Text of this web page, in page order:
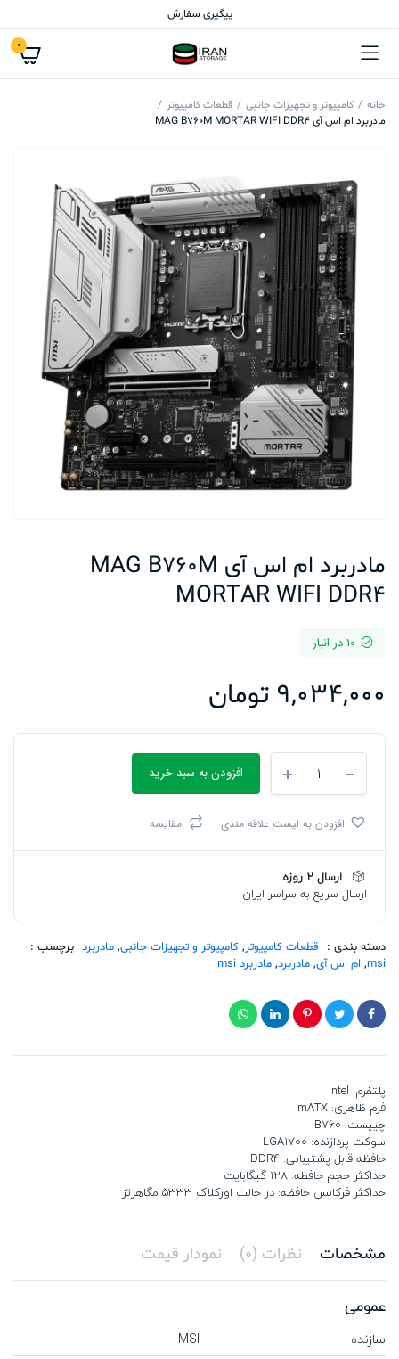
پیگیری سفارش
0
خانه کامپیوتر و تجهیزات جانبی
قطعات کامپیوتر
مادربرد ام اس آی MAG B760M MORTAR WIFI DDR4
مادربرد ام اس آی MAG B760M
MORTAR WIFI DDR4
10 در انبار
9,034,000 تومان
اس
MAG
WIFI
DDR4
افزودن به سبد خرید
افزودن به لیست علاقه مندی مقایسه
ارسال 2 روزه
ارسال سریع به سراسر ایران
دسته بندی : قطعات کامپیوتر, کامپیوتر و تجهیزات جانبی, مادربرد برچسب :
msi
, ام اس آی, مادربرد, مادربرد msi
پلتفرم: Intel
فرم ظاهری: mATX
چیپست: B760
سوکت پردازنده: LGA1700
حافظه قابل پشتیبانی: DDR۴
حداکثر حجم حافظه: 128 گیگابایت
حداکثر فرکانس حافظه: در حالت اورکلاک 5333 مگاهرتز
مشخصات نظرات (0) نمودار قیمت
عمومی
سازنده
MSI